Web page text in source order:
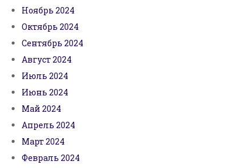
Ноябрь 2024
Октябрь 2024
Сентябрь 2024
Август 2024
Июль 2024
Июнь 2024
Май 2024
Апрель 2024
Март 2024
Февраль 2024